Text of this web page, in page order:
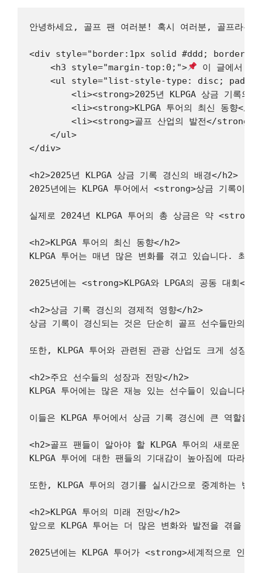
안녕하세요, 골프 팬 여러분! 혹시 여러분, 골프라는
<div style="border:1px solid #ddd; border-
    <h3 style="margin-top:0;">
이 글에서 얻
<ul style="list-style-type: disc;
<li><strong>2025년 KLPGA 상금 기록의
<li><strong>KLPGA 투어의 최신 동향</
<li><strong>골프 산업의 발전</strong>
    </ul>
</div>
<h2>2025년 KLPGA 상금 기록 경신의 배경</h2>
2025년에는 KLPGA 투어에서 <strong>상금 기록이
실제로 2024년 KLPGA 투어의 총 상금은 약
<h2>KLPGA 투어의 최신 동향</h2>
KLPGA 투어는 매년 많은 변화를 겪고 있습니다. 최
2025년에는 <strong>KLPGA와 LPGA의 공동 대회
<h2>상금 기록 경신의 경제적 영향</h2>
상금 기록이 경신되는 것은 단순히 골프 선수들만의
또한, KLPGA 투어와 관련된 관광 산업도 크게 성장
<h2>주요 선수들의 성장과 전망</h2>
KLPGA 투어에는 많은 재능 있는 선수들이 있습니
이들은 KLPGA 투어에서 상금 기록 경신에 큰 역할
<h2>골프 팬들이 알아야 할 KLPGA 투어의 새로운 변
KLPGA 투어에 대한 팬들의 기대감이 높아짐에 따
또한, KLPGA 투어의 경기를 실시간으로 중계하는
<h2>KLPGA 투어의 미래 전망</h2>
앞으로 KLPGA 투어는 더 많은 변화와 발전을 겪을
2025년에는 KLPGA 투어가 <strong>세계적으로 인